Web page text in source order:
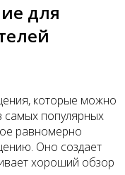
для
которые можно
самых популярных
равномерно
Оно создает
хороший обзор